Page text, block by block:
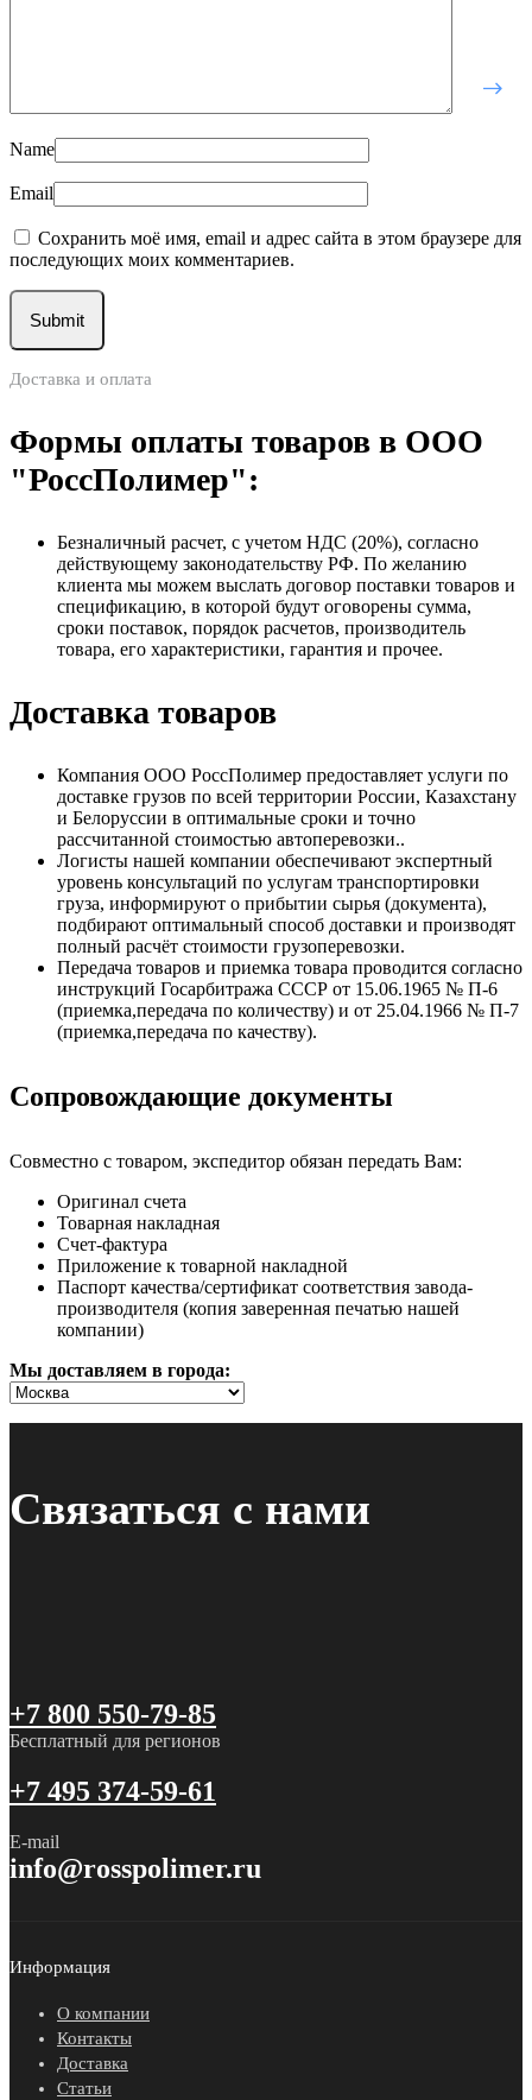
Name
Email
Сохранить моё имя, email и адрес сайта в этом браузере для
последующих моих комментариев.
Доставка и оплата
Формы оплаты товаров в ООО
"РоссПолимер":
Безналичный расчет, с учетом НДС (20%), согласно
действующему законодательству РФ. По желанию
клиента мы можем выслать договор поставки товаров и
спецификацию, в которой будут оговорены сумма,
сроки поставок, порядок расчетов, производитель
товара, его характеристики, гарантия и прочее.
Доставка товаров
Компания ООО РоссПолимер предоставляет услуги по
доставке грузов по всей территории России, Казахстану
и Белоруссии в оптимальные сроки и точно
рассчитанной стоимостью автоперевозки..
Логисты нашей компании обеспечивают экспертный
уровень консультаций по услугам транспортировки
груза, информируют о прибытии сырья (документа),
подбирают оптимальный способ доставки и производят
полный расчёт стоимости грузоперевозки.
Передача товаров и приемка товара проводится согласно
инструкций Госарбитража СССР от 15.06.1965 № П-6
(приемка,передача по количеству) и от 25.04.1966 № П-7
(приемка,передача по качеству).
Сопровождающие документы
Совместно с товаром, экспедитор обязан передать Вам:
Оригинал счета
Товарная накладная
Счет-фактура
Приложение к товарной накладной
Паспорт качества/сертификат соответствия завода-
производителя (копия заверенная печатью нашей
компании)
Мы доставляем в города:
Связаться с нами
+7 800 550-79-85
Бесплатный для регионов
+7 495 374-59-61
E-mail
info@rosspolimer.ru
Информация
О компании
Контакты
Доставка
Статьи